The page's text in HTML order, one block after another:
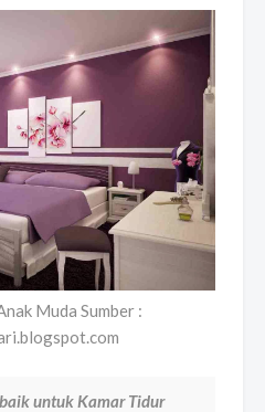
Muda Sumber :
untuk Kamar Tidur